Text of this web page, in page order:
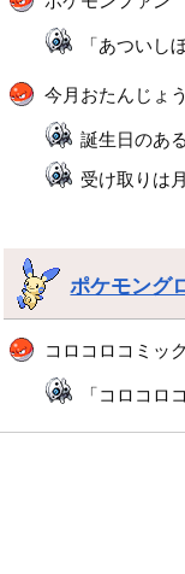
「あついし
今月おたんじょ
誕生日のあ
受け取りは
ポケモング
コロコロコミッ
「コロコロ